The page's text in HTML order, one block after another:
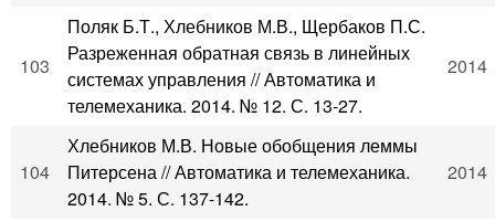
103
Поляк Б.Т., Хлебников М.В., Щербаков П.С.
Разреженная обратная связь в линейных
системах управления // Автоматика и
телемеханика. 2014. № 12. С. 13-27.
2014
104
Хлебников М.В. Новые обобщения леммы
Питерсена // Автоматика и телемеханика.
2014. № 5. С. 137-142.
2014